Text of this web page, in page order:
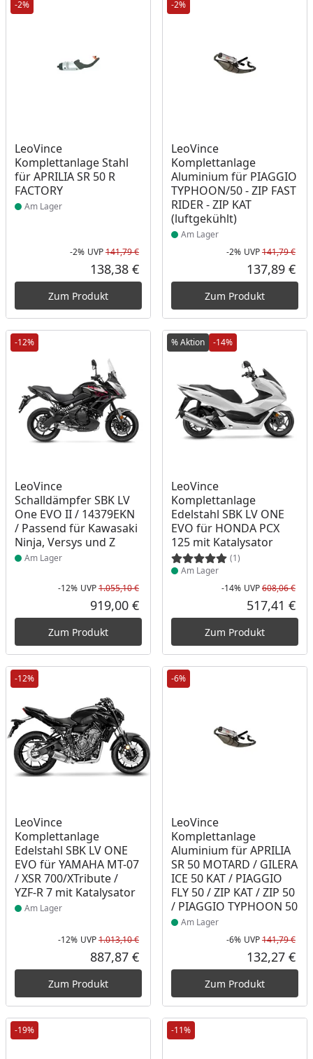
-2%
LeoVince
Komplettanlage Stahl
für APRILIA SR 50 R
FACTORY
Produkt am Lager
Am Lager
Rabatt in Prozent
-2%
Ursprünglicher Preis
UVP141,79 €
Aktueller Preis
138,38 €
Zum Produkt
-2%
LeoVince
Komplettanlage
Aluminium für PIAGGIO
TYPHOON/50 - ZIP FAST
RIDER - ZIP KAT
(luftgekühlt)
Produkt am Lager
Am Lager
-2% UVP141,79 €
137,89 €
Zum Produkt
-12%
LeoVince
Schalldämpfer SBK LV
One EVO II / 14379EKN
/ Passend für Kawasaki
Ninja, Versys und Z
Produkt am Lager
Am Lager
Rabatt in Prozent
-12%
Ursprünglicher Preis
UVP1.055,10 €
Aktueller Preis
919,00 €
Zum Produkt
% Aktion -14%
LeoVince
Komplettanlage
Edelstahl SBK LV ONE
EVO für HONDA PCX
125 mit Katalysator
(1)
Produkt am Lager
Am Lager
-14% UVP608,06 €
517,41 €
Zum Produkt
-12%
LeoVince
Komplettanlage
Edelstahl SBK LV ONE
EVO für YAMAHA MT-07
/ XSR 700/XTribute /
YZF-R 7 mit Katalysator
Produkt am Lager
Am Lager
Rabatt in Prozent
-12%
Ursprünglicher Preis
UVP1.013,10 €
Aktueller Preis
887,87 €
Zum Produkt
-6%
LeoVince
Komplettanlage
Aluminium für APRILIA
SR 50 MOTARD / GILERA
ICE 50 KAT / PIAGGIO
FLY 50 / ZIP KAT / ZIP 50
/ PIAGGIO TYPHOON 50
Produkt am Lager
Am Lager
-6% UVP141,79 €
132,27 €
Zum Produkt
-19% -11%